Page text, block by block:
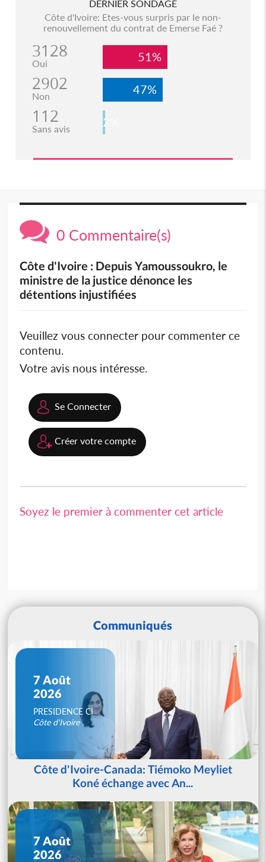
DERNIER SONDAGE
Côte d'Ivoire: Etes-vous surpris par le non-
renouvellement du contrat de Emerse Faé ?
3128
Oui 51%
2902
Non 47%
112
Sans avis 2%
0 Commentaire(s)
Côte d'Ivoire : Depuis Yamoussoukro, le
ministre de la justice dénonce les
détentions injustifiées
Veuillez vous connecter pour commenter ce
contenu.
Votre avis nous intéresse.
Se Connecter
Créer votre compte
Soyez le premier à commenter cet article
Communiqués
7 Août
2026
PRESIDENCE CI
Côte d'Ivoire
Côte d'Ivoire-Canada: Tiémoko Meyliet
Koné échange avec An...
7 Août
2026